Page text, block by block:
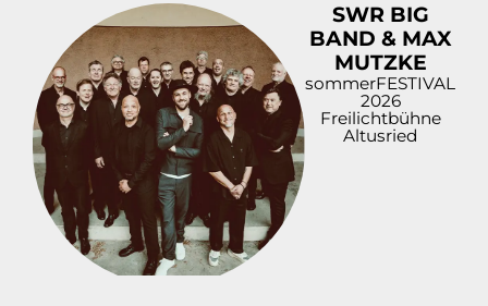
SWR BIG
BAND & MAX
MUTZKE
sommerFESTIVAL
2026
Freilichtbühne
Altusried